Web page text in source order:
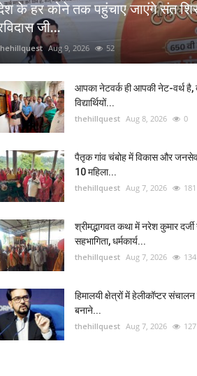
के हर कोने तक पहुंचाए जाएंगे संत
जी...
Aug 9, 2026 52
आपका नेटवर्क ही आपकी नेट-वर्थ है,
विद्यार्थियों...
thehillquest Aug 8, 2026 0
पैतृक गांव चंबोह में विकास और
10 महिला...
thehillquest Aug 7, 2026 181
श्रीमद्भागवत कथा में नरेश कुमार
सहभागिता, धर्मकार्य...
thehillquest Aug 7, 2026 134
हिमालयी क्षेत्रों में हेलीकॉप्टर संचालन
बनाने...
thehillquest Aug 7, 2026 127